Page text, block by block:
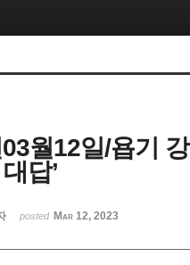
월12일/욥기
답’
posted Mar 12, 2023